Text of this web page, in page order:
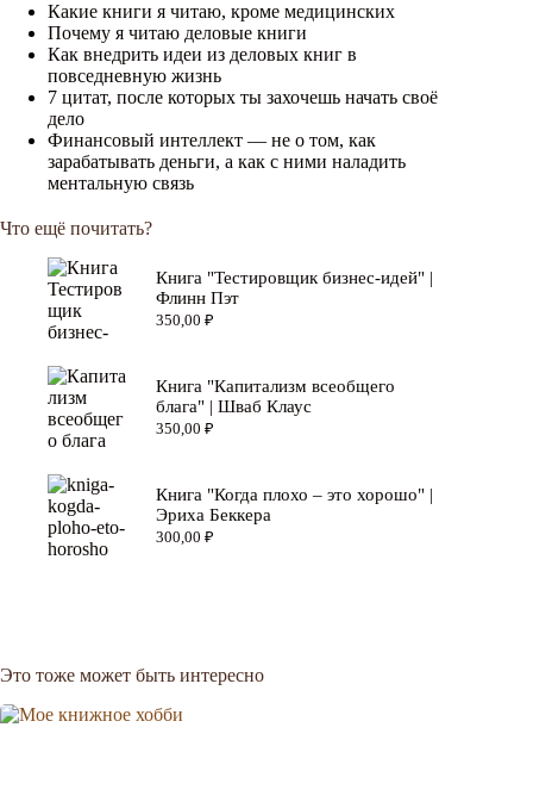
Какие книги я читаю, кроме медицинских
Почему я читаю деловые книги
Как внедрить идеи из деловых книг в
повседневную жизнь
7 цитат, после которых ты захочешь начать своё
дело
Финансовый интеллект — не о том, как
зарабатывать деньги, а как с ними наладить
ментальную связь
Что ещё почитать?
Книга "Тестировщик бизнес-идей" |
Флинн Пэт
350,00 ₽
Книга "Капитализм всеобщего
блага" | Шваб Клаус
350,00 ₽
Книга "Когда плохо – это хорошо" |
Эриха Беккера
300,00 ₽
Это тоже может быть интересно